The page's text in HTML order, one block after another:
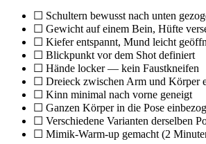
☐ Schultern bewusst nach unten
☐ Gewicht auf einem Bein, Hüfte
☐ Kiefer entspannt, Mund leicht
☐ Blickpunkt vor dem Shot definiert
☐ Hände locker — kein Faustkneifen
☐ Dreieck zwischen Arm und Körper
☐ Kinn minimal nach vorne geneigt
☐ Ganzen Körper in die Pose
☐ Verschiedene Varianten derselben
☐ Mimik-Warm-up gemacht (2